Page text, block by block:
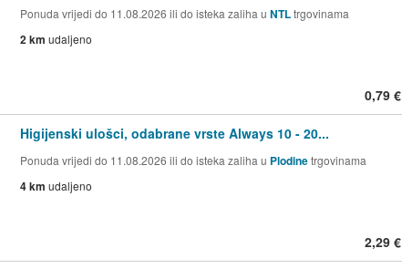
Ponuda vrijedi do 11.08.2026 ili do isteka zaliha u NTLtrgovinama
2 km udaljeno
0,79 €
Higijenski ulošci, odabrane vrste Always 10 - 20...
Ponuda vrijedi do 11.08.2026 ili do isteka zaliha u Plodinetrgovinama
4 km udaljeno
2,29 €